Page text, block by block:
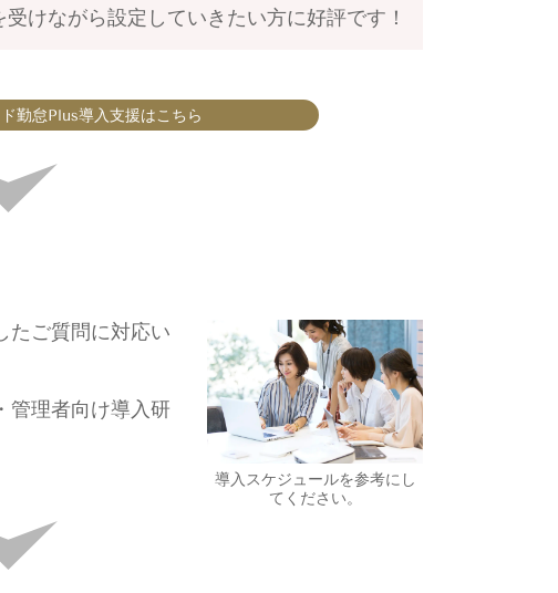
けながら設定していきたい方に好評です！
勤怠Plus導入支援はこちら
導入スケジュールを参考にし
てください。
たご質問に対応い
管理者向け導入研